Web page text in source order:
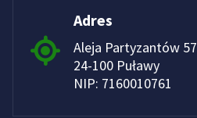
Adres
Aleja Partyzantów 57
24-100 Puławy
NIP: 7160010761